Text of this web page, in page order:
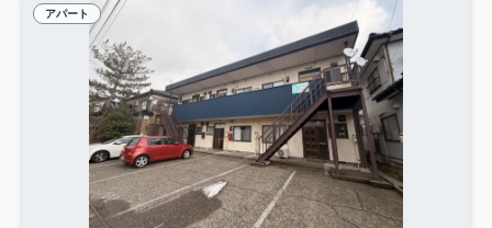
アパート